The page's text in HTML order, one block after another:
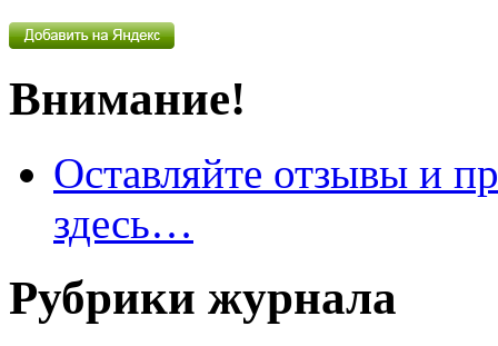
Внимание!
Оставляйте отзывы и
здесь…
Рубрики журнала